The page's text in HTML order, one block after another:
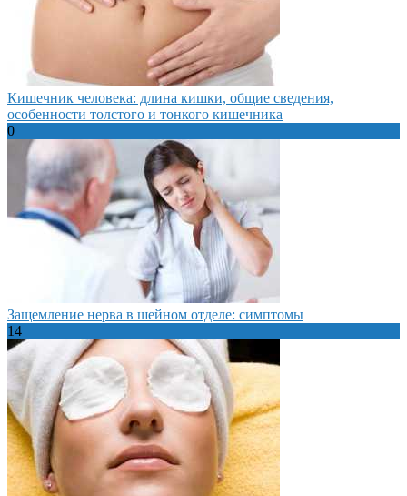
Кишечник человека: длина кишки, общие сведения,
особенности толстого и тонкого кишечника
0
Защемление нерва в шейном отделе: симптомы
14